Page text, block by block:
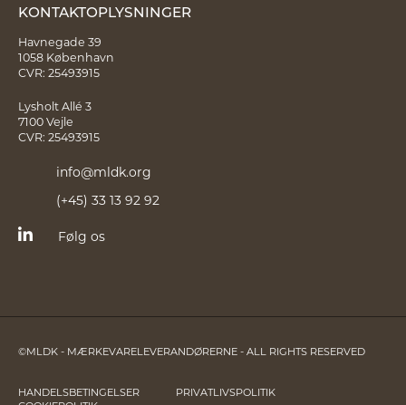
KONTAKTOPLYSNINGER
Havnegade 39
1058 København
CVR: 25493915
Lysholt Allé 3
7100 Vejle
CVR: 25493915
info@mldk.org
(+45) 33 13 92 92
Følg os
©MLDK - MÆRKEVARELEVERANDØRERNE - ALL RIGHTS RESERVED
HANDELSBETINGELSER
PRIVATLIVSPOLITIK